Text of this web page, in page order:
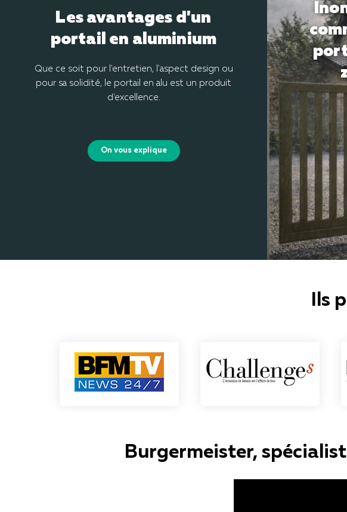
Les avantages d'un
portail en aluminium
Que ce soit pour l'entretien, l'aspect design ou
pour sa solidité, le portail en alu est un produit
d'excellence.
On vous explique
Ils
Burgermeister,